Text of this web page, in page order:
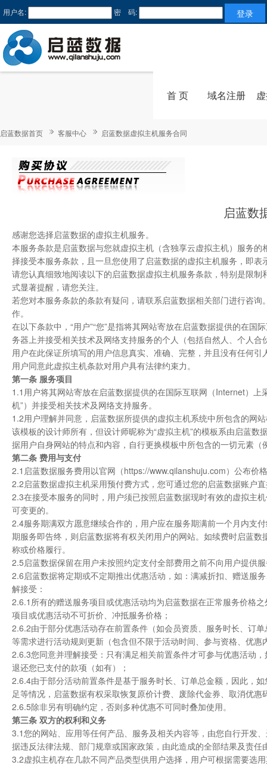
用户名: 密 码:
首 页 域名注册
启蓝数据首页 客服中心 启蓝数据虚拟主机服务合同
启蓝数
感谢您选择启蓝数据的虚拟主机服务。
本服务条款是启蓝数据与您就虚拟主机（含独享云虚拟主机）服务
择接受本服务条款，且一旦您使用了启蓝数据的虚拟主机服务，即
请您认真细致地阅读以下的启蓝数据虚拟主机服务条款，特别是限
式显著提醒，请您关注。
若您对本服务条款的条款有疑问，请联系启蓝数据相关部门进行咨
作。
在以下条款中，“用户”“您”是指将其网站寄放在启蓝数据提供的在
务器上并接受相关技术及网络支持服务的个人（包括自然人、个人
用户在此保证所填写的用户信息真实、准确、完整，并且没有任何引
用户同意此虚拟主机条款对用户具有法律约束力。
第一条 服务项目
1.1用户将其网站寄放在启蓝数据提供的在国际互联网（Internet）
机”）并接受相关技术及网络支持服务。
1.2用户理解并同意，启蓝数据所提供的虚拟主机系统中所包含的网
该模板的设计师所有，但设计师昵称为“虚拟主机”的模板系由启蓝
据用户自身网站的特点和内容，自行更换模板中所包含的一切元素
第二条 费用与支付
2.1启蓝数据服务费用以官网（https://www.qilanshuju.com）公布价
2.2启蓝数据虚拟主机采用预付费方式，您可通过您的启蓝数据账户
2.3在接受本服务的同时，用户须已按照启蓝数据现时有效的虚拟主
可变更的。
2.4服务期满双方愿意继续合作的，用户应在服务期满前一个月内支
期服务即告终，则启蓝数据将有权关闭用户的网站。如续费时启蓝
称或价格履行。
2.5启蓝数据保留在用户未按照约定支付全部费用之前不向用户提供
2.6启蓝数据将定期或不定期推出优惠活动，如：满减折扣、赠送服
解接受：
2.6.1所有的赠送服务项目或优惠活动均为启蓝数据在正常服务价格
项目或优惠活动不可折价、冲抵服务价格；
2.6.2由于部分优惠活动存在前置条件（如会员资质、服务时长、订
等需求进行活动规则更新（包含但不限于活动时间、参与资格、优
2.6.3您同意并理解接受：只有满足相关前置条件才可参与优惠活动
退还您已支付的款项（如有）；
2.6.4由于部分活动前置条件是基于服务时长、订单总金额，因此，
足等情况，启蓝数据有权采取恢复原价计费、废除代金券、取消优
2.6.5除非另有明确约定，否则多种优惠不可同时叠加使用。
第三条 双方的权利和义务
3.1您的网站、应用等任何产品、服务及相关内容等，由您自行开发
据违反法律法规、部门规章或国家政策，由此造成的全部结果及责
3.2虚拟主机存在几款不同产品类型供用户选择，用户可根据需要选